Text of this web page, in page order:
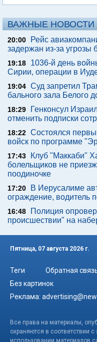
ВАЖНЫЕ НОВОСТИ
20:00
Рейс
задержан из-за угрозы
19:18
1036-й день
Сирии, операции в
19:04 Суд запретил
бального зала Белого
18:29
Генконсул
отменить подписки
18:22 Состоялся
войск по программе
17:43
Клуб "Маккаби"
болельщиков не
поодиночке
17:20
В Иерусалиме
ограждение, водитель
16:48
Полиция
происшествии" на
Пятница, 07 августа 2026 г.
Теги Обратная
Без картинок
Реклама:
Все права на материалы,
охраняются в соответствии
использовании материалов